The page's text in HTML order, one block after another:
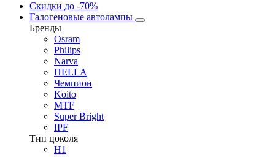
Скидки до -70%
Галогеновые автолампы
Бренды
Osram
Philips
Narva
HELLA
Чемпион
Koito
MTF
Super Bright
IPF
Тип цоколя
H1